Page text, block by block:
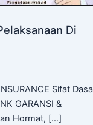
Di
Sifat
GARANSI &
Hormat, […]